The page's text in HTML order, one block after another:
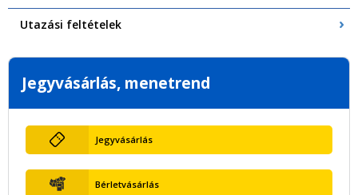
Utazási feltételek
Jegyvásárlás, menetrend
Jegyvásárlás
Bérletvásárlás